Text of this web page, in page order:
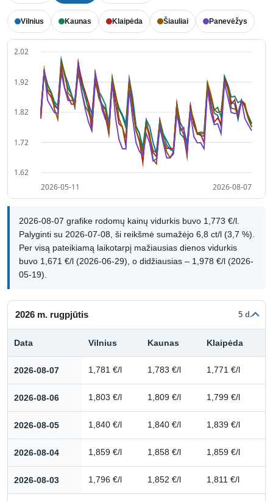
Vilnius Kaunas Klaipėda Šiauliai Panevėžys
2026-08-07 grafike rodomų kainų vidurkis buvo 1,773 €/l.
Palyginti su 2026-07-08, ši reikšmė sumažėjo 6,8 ct/l (3,7 %).
Per visą pateikiamą laikotarpį mažiausias dienos vidurkis
buvo 1,671 €/l (2026-06-29), o didžiausias – 1,978 €/l (2026-
05-19).
2026 m. rugpjūtis 5 d.
Data Vilnius Kaunas Klaipėda
2026-08-07 1,781 €/l 1,783 €/l 1,771 €/l
2026-08-06 1,803 €/l 1,809 €/l 1,799 €/l
2026-08-05 1,840 €/l 1,840 €/l 1,839 €/l
2026-08-04 1,859 €/l 1,858 €/l 1,859 €/l
2026-08-03 1,796 €/l 1,852 €/l 1,811 €/l